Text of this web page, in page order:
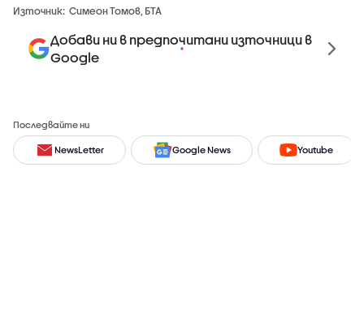
Източник: Симеон Томов, БТА
Добави ни в предпочитани източници в
Google
Последвайте ни
NewsLetter Google News Youtube